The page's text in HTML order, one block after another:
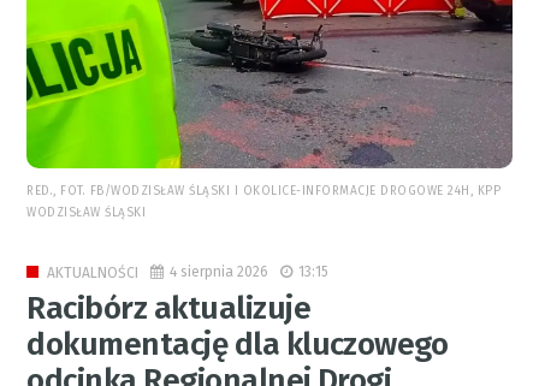
RED., FOT. FB/WODZISŁAW ŚLĄSKI I OKOLICE-INFORMACJE DROGOWE 24H, KPP
WODZISŁAW ŚLĄSKI
AKTUALNOŚCI 4 sierpnia 2026 13:15
Racibórz aktualizuje
dokumentację dla kluczowego